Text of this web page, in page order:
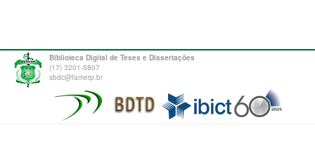
Biblioteca Digital de Teses e Dissertações
(17) 3201-5807
sbdc@famerp.br